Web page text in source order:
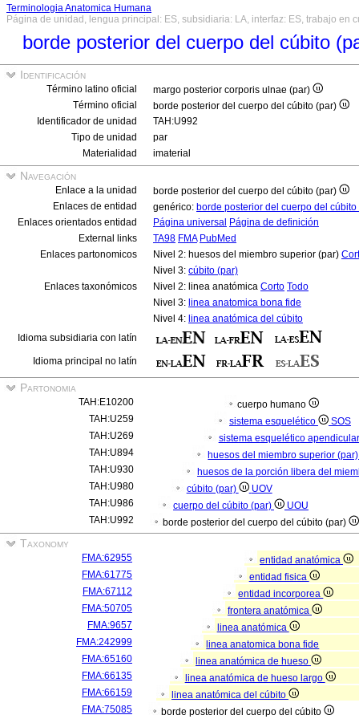
Terminologia Anatomica Humana
Página de unidad, lengua principal: ES, subsidiaria: LA, interfaz: ES, trabajo en
borde posterior del cuerpo del cúbito
Identificación
Término latino oficial
margo posterior corporis ulnae (par)
Término oficial
borde posterior del cuerpo del cúbito (par)
Identificador de unidad
TAH:U992
Tipo de unidad
par
Materialidad
imaterial
Navegación
Enlace a la unidad
borde posterior del cuerpo del cúbito (par)
Enlaces de entidad
genérico: borde posterior del cuerpo del cúbito
Enlaces orientados entidad
Página universal Página de definición
External links
TA98 FMA PubMed
Enlaces partonomicos
Nivel 2: huesos del miembro superior (par)
Nivel 3: cúbito (par)
Enlaces taxonómicos
Nivel 2: linea anatómica Corto Todo
Nivel 3: linea anatomica bona fide
Nivel 4: linea anatómica del cúbito
Idioma subsidiaria con latín
Idioma principal no latín
Partonomia
TAH:E10200
cuerpo humano
TAH:U259
sistema esquelético
SOS
TAH:U269
sistema esquelético
TAH:U894
huesos del miembro superior
TAH:U930
huesos de la porción libera del
TAH:U980
cúbito (par)
UOV
TAH:U986
cuerpo del cúbito (par)
UOU
TAH:U992
borde posterior del cuerpo del cúbito (par)
Taxonomy
FMA:62955
entidad anatómica
FMA:61775
entidad fisica
FMA:67112
entidad incorporea
FMA:50705
frontera anatómica
FMA:9657
linea anatómica
FMA:242999
linea anatomica bona fide
FMA:65160
linea anatómica de hueso
FMA:66135
linea anatómica de hueso largo
FMA:66159
linea anatómica del cúbito
FMA:75085
borde posterior del cuerpo del cúbito